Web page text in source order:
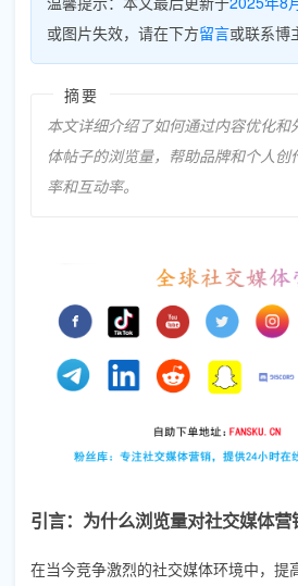
或图片失效，请在下方留言或联系博
摘要
本文详细介绍了如何通过内容优化和
体帖子的浏览量，帮助品牌和个人创
率和互动率。
引言：为什么浏览量对社交媒体营
在当今竞争激烈的社交媒体环境中，提